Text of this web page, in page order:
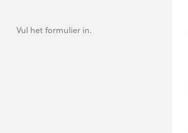
Vul het formulier in.